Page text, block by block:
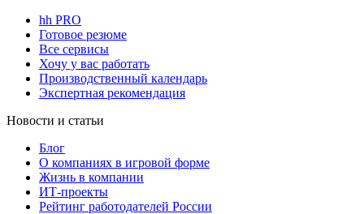
hh PRO
Готовое резюме
Все сервисы
Хочу у вас работать
Производственный календарь
Экспертная рекомендация
Новости и статьи
Блог
О компаниях в игровой форме
Жизнь в компании
ИТ-проекты
Рейтинг работодателей России